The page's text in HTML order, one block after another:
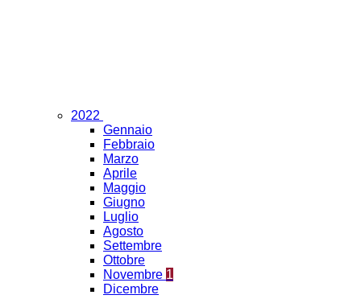
2022
Gennaio
Febbraio
Marzo
Aprile
Maggio
Giugno
Luglio
Agosto
Settembre
Ottobre
Novembre 1
Dicembre